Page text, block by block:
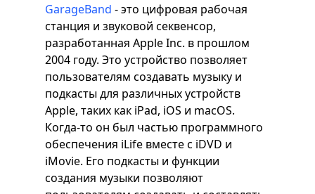
GarageBand - это цифровая рабочая
станция и звуковой секвенсор,
разработанная Apple Inc. в прошлом
2004 году. Это устройство позволяет
пользователям создавать музыку и
подкасты для различных устройств
Apple, таких как iPad, iOS и macOS.
Когда-то он был частью программного
обеспечения iLife вместе с iDVD и
iMovie. Его подкасты и функции
создания музыки позволяют